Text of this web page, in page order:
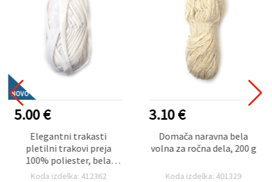
NOVO
5.00 €
Elegantni trakasti
pletilni trakovi preja
100% poliester, bela
barva, 100 g – za pletenje
Koda izdelka: 412362
3.10 €
Domača naravna bela
volna za ročna dela, 200 g
Koda izdelka: 401329